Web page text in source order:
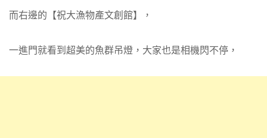
而右邊的【祝大漁物產文創館】，
一進門就看到超美的魚群吊燈，大家也是相機閃不停，